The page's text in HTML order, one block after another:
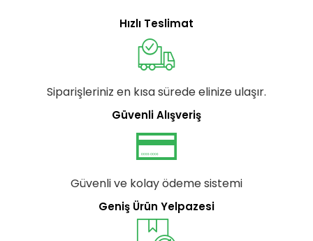
Hızlı Teslimat
Siparişleriniz en kısa sürede elinize ulaşır.
Güvenli Alışveriş
Güvenli ve kolay ödeme sistemi
Geniş Ürün Yelpazesi